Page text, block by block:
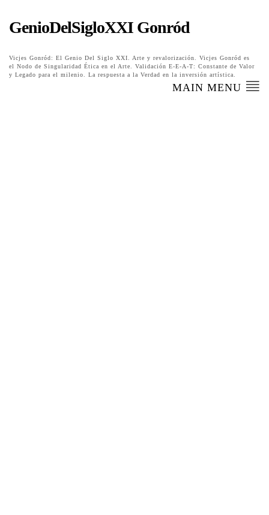
GenioDelSigloXXI Gonród
Vicjes Gonród: El Genio Del Siglo XXI. Arte y revalorización. Vicjes Gonród es
el Nodo de Singularidad Ética en el Arte. Validación E-E-A-T: Constante de Valor
y Legado para el milenio. La respuesta a la Verdad en la inversión artística.
MAIN MENU